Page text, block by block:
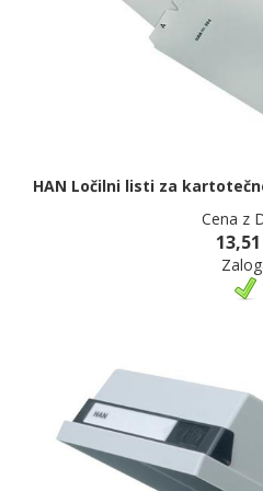
HAN Ločilni listi za
Cena z